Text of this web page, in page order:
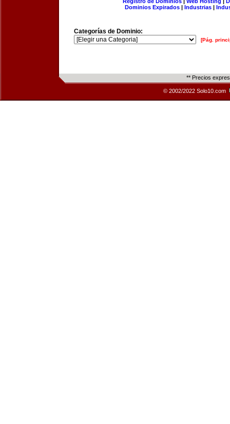
Dominios Expirados | Industrias |
Categorías de Dominio:
[Pág.
** Precios
© 2002/2022 Solo10.com